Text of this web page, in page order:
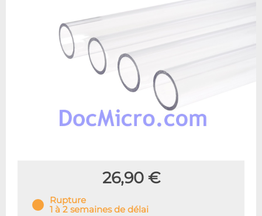
26,90 €
Rupture
1 à 2 semaines de délai